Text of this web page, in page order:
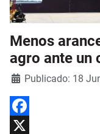
Menos
agro ante un
DetallesPublicado: 18
Facebook